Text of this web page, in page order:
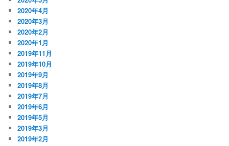
2020年4月
2020年3月
2020年2月
2020年1月
2019年11月
2019年10月
2019年9月
2019年8月
2019年7月
2019年6月
2019年5月
2019年3月
2019年2月